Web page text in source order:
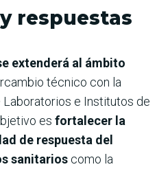
respuestas
extenderá al ámbito
técnico con la
e Institutos de
es fortalecer la
de respuesta del
sanitarios como la